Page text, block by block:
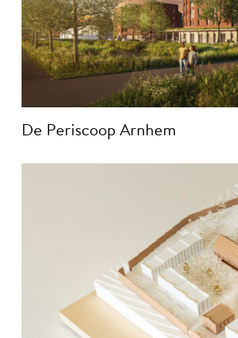
De Periscoop Arnhem